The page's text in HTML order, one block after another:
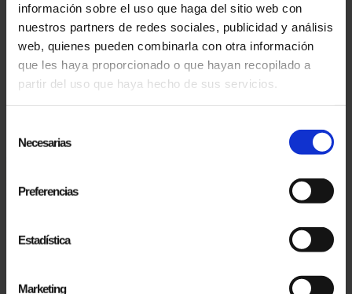
información sobre el uso que haga del sitio web con
nuestros partners de redes sociales, publicidad y análisis
web, quienes pueden combinarla con otra información
que les haya proporcionado o que hayan recopilado a
partir del uso que haya hecho de sus servicios.
Necesarias
Preferencias
Estadística
Marketing
19.01.2025
ANTONIO DÍAZ, NOMBRADO ACADÉMICO DE HONOR POR LA ACADEMIA DE LAS ARTES
ESCÉNICAS DE ESPAÑA
Antonio Díaz, ha sido recientemente distinguido
como Académico de Honor por la Academia de
las Artes Escénicas de España. Este